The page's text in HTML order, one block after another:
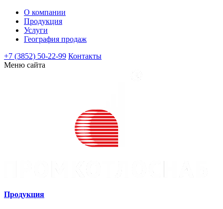
О компании
Продукция
Услуги
География продаж
+7 (3852) 50-22-99 Контакты
Меню сайта
Продукция